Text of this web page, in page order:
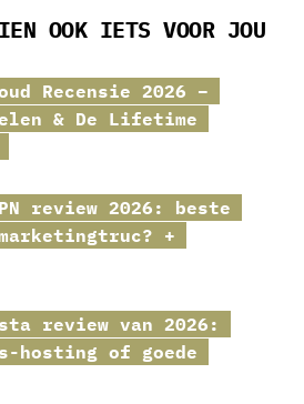
OOK IETS VOOR JOU
Recensie 2026 –
& De Lifetime
review 2026: beste
+
review van 2026:
hosting of goede